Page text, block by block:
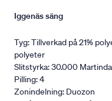
Iggenäs säng
Tyg: Tillverkad på 21%
polyeter
Slitstyrka: 30.000
Pilling: 4
Zonindelning: Duozon